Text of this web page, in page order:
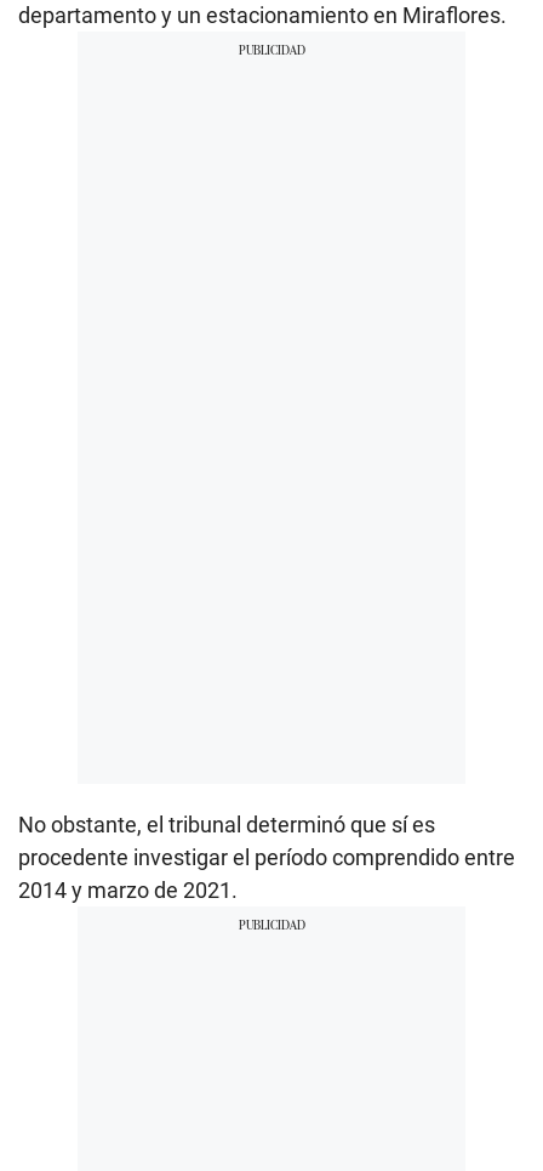
departamento y un estacionamiento en Miraflores.
No obstante, el tribunal determinó que sí es
procedente investigar el período comprendido entre
2014 y marzo de 2021.